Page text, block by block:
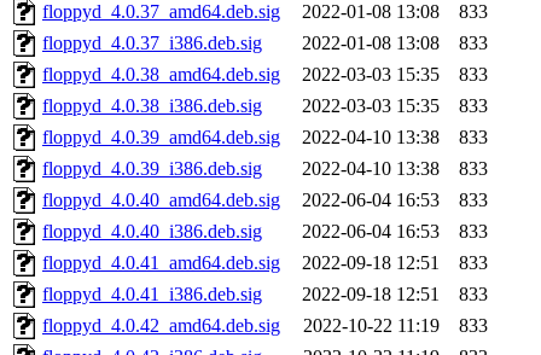
floppyd_4.0.37_amd64.deb.sig
2022-01-08 13:08
833
floppyd_4.0.37_i386.deb.sig
2022-01-08 13:08
833
floppyd_4.0.38_amd64.deb.sig
2022-03-03 15:35
833
floppyd_4.0.38_i386.deb.sig
2022-03-03 15:35
833
floppyd_4.0.39_amd64.deb.sig
2022-04-10 13:38
833
floppyd_4.0.39_i386.deb.sig
2022-04-10 13:38
833
floppyd_4.0.40_amd64.deb.sig
2022-06-04 16:53
833
floppyd_4.0.40_i386.deb.sig
2022-06-04 16:53
833
floppyd_4.0.41_amd64.deb.sig
2022-09-18 12:51
833
floppyd_4.0.41_i386.deb.sig
2022-09-18 12:51
833
floppyd_4.0.42_amd64.deb.sig
2022-10-22 11:19
833